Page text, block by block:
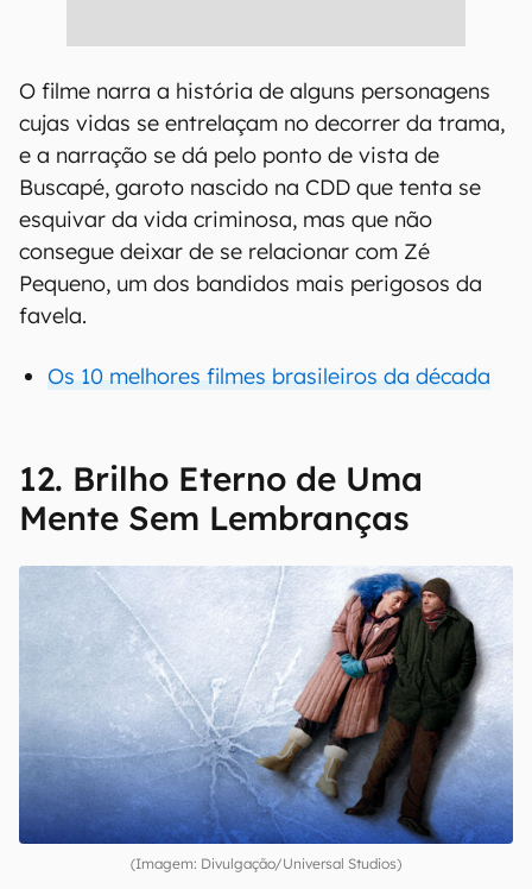
O filme narra a história de alguns personagens
cujas vidas se entrelaçam no decorrer da trama,
e a narração se dá pelo ponto de vista de
Buscapé, garoto nascido na CDD que tenta se
esquivar da vida criminosa, mas que não
consegue deixar de se relacionar com Zé
Pequeno, um dos bandidos mais perigosos da
favela.
Os 10 melhores filmes brasileiros da década
12. Brilho Eterno de Uma
Mente Sem Lembranças
(Imagem: Divulgação/Universal Studios)